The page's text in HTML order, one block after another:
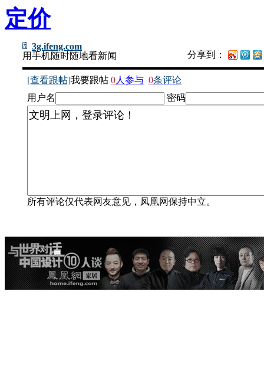
定价
3g.ifeng.com
用手机随时随地看新闻
分享到：
[查看跟帖]我要跟帖 0人参与 0条评论
用户名
密码
所有评论仅代表网友意见，凤凰网保持中立。